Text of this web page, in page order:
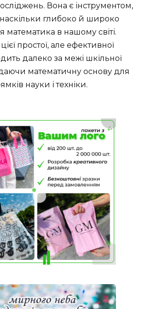
Вона є інструментом,
наскільки глибоко й широко
математика в нашому світі.
простої, але ефективної
далеко за межі шкільної
математичну основу для
науки і техніки.